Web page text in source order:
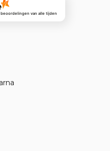
beoordelingenvan alle tijden